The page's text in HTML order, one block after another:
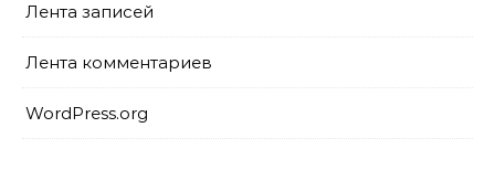
Лента записей
Лента комментариев
WordPress.org